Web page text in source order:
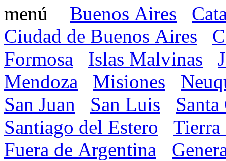
Buenos Aires
Ciudad de Buenos Aires
Formosa
Islas Malvinas
Mendoza
Misiones
San Juan
San Luis
Santiago del Estero
Tierra
Fuera de Argentina